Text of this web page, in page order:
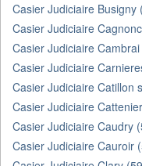
Casier Judiciaire Busigny
Casier Judiciaire
Casier Judiciaire
Casier Judiciaire
Casier Judiciaire Catillon
Casier Judiciaire
Casier Judiciaire Caudry
Casier Judiciaire Cauroir